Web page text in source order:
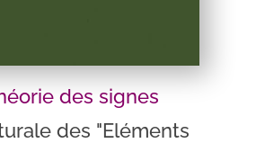
des signes
des "Eléments